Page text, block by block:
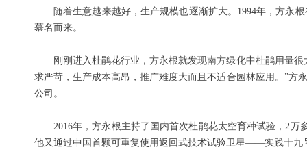
随着生意越来越好，生产规模也逐渐扩大。1994年，方永
慕名而来。
刚刚进入杜鹃花行业，方永根就发现南方绿化中杜鹃用量
求严苛，生产成本高昂，推广难度大而且不适合园林应用。”方
公司。
2016年，方永根主持了国内首次杜鹃花太空育种试验，2
他又通过中国首颗可重复使用返回式技术试验卫星——实践十九